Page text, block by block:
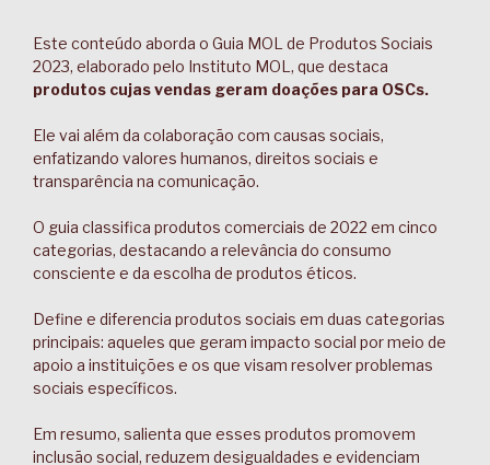
Este conteúdo aborda o Guia MOL de Produtos Sociais
2023, elaborado pelo Instituto MOL, que destaca
produtos cujas vendas geram doações para OSCs.
Ele vai além da colaboração com causas sociais,
enfatizando valores humanos, direitos sociais e
transparência na comunicação.
O guia classifica produtos comerciais de 2022 em cinco
categorias, destacando a relevância do consumo
consciente e da escolha de produtos éticos.
Define e diferencia produtos sociais em duas categorias
principais: aqueles que geram impacto social por meio de
apoio a instituições e os que visam resolver problemas
sociais específicos.
Em resumo, salienta que esses produtos promovem
inclusão social, reduzem desigualdades e evidenciam